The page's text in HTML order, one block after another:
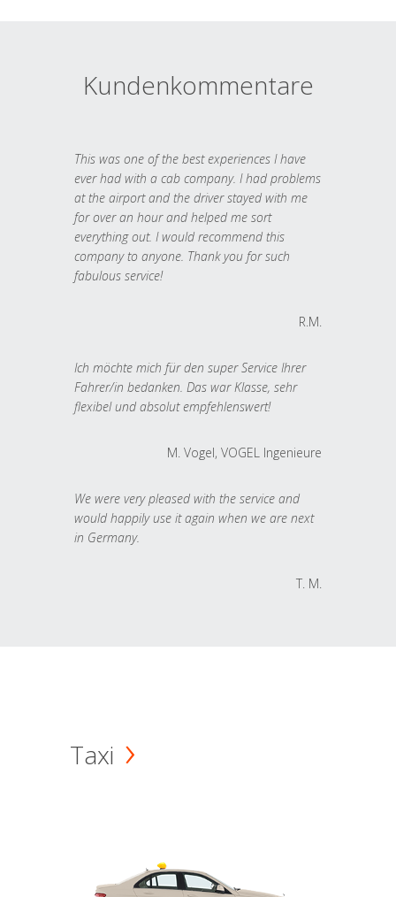
Kundenkommentare
This was one of the best experiences I have
ever had with a cab company. I had problems
at the airport and the driver stayed with me
for over an hour and helped me sort
everything out. I would recommend this
company to anyone. Thank you for such
fabulous service!
R.M.
Ich möchte mich für den super Service Ihrer
Fahrer/in bedanken. Das war Klasse, sehr
flexibel und absolut empfehlenswert!
M. Vogel, VOGEL Ingenieure
We were very pleased with the service and
would happily use it again when we are next
in Germany.
T. M.
Taxi